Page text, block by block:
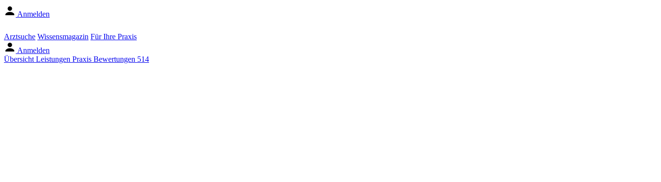
Anmelden
Arztsuche Wissensmagazin Für Ihre Praxis
Anmelden
Übersicht Leistungen Praxis Bewertungen 514